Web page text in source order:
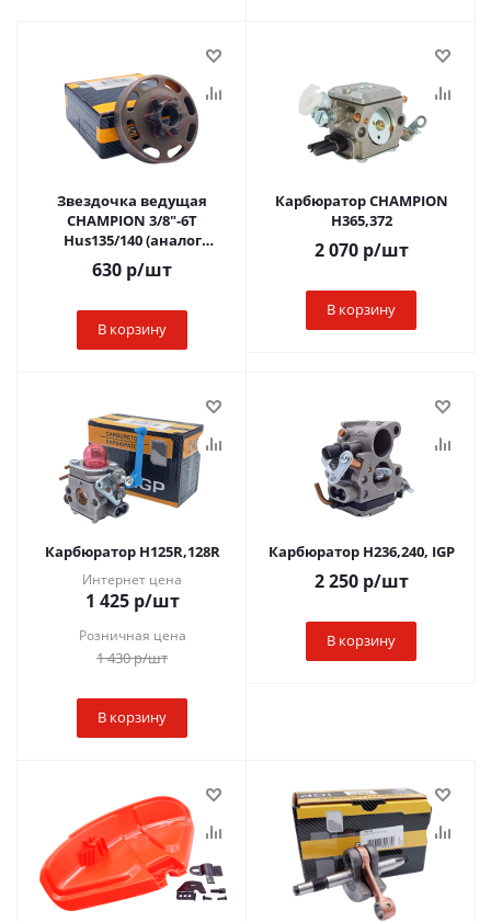
Звездочка ведущая
CHAMPION 3/8"-6Т
Hus135/140 (аналог
5782571-01)монолит, без
подшипника
630 р/шт
В корзину
Карбюратор CHAMPION
H365,372
2 070р/шт
В корзину
Карбюратор H125R,128R
Интернет цена
1 425р/шт
Розничная цена
1 430р/шт
В корзину
Карбюратор H236,240, IGP
2 250р/шт
В корзину